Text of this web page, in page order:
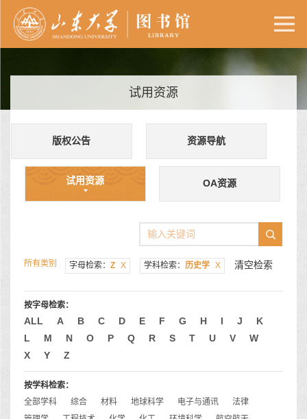
试用资源
版权公告 资源导航
试用资源 OA资源
所有类别 字母检索： Z X 学科检索： 历史学 X 清空检索
按字母检索：
ALL A B C D E F G H I J
K
L
M N O P Q R S T U V
W
X
Y Z
按学科检索：
全部学科
综合 材料 地球科学 电子与通讯
法律